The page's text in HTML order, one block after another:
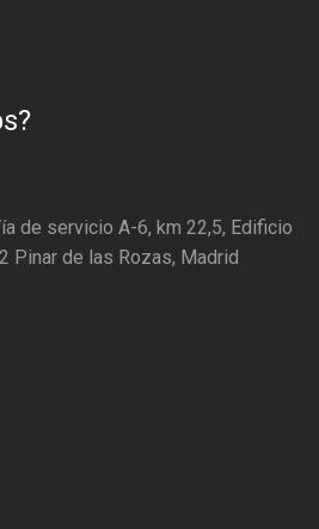
de servicio A-6, km 22,5, Edificio
Pinar de las Rozas, Madrid